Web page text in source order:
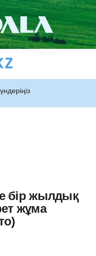
бір жылдық
жұма